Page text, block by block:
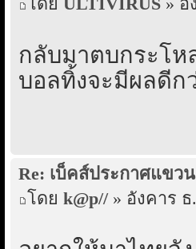
โดย ULTIVIRUS » อั
กลับมาตบกระโห
บอลทิ้งจะมีผลดีก
Re: เบ็คส์ประกาศแขว
โดย k@p//» อังคาร ธ.